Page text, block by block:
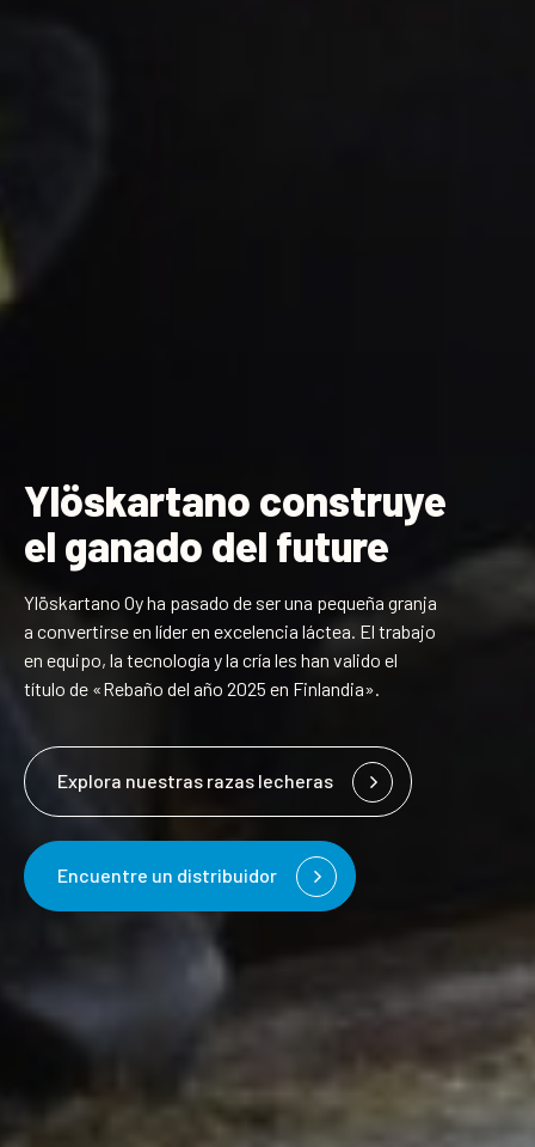
Ylöskartano construye
el ganado del future
Ylöskartano Oy ha pasado de ser una pequeña granja
a convertirse en líder en excelencia láctea. El trabajo
en equipo, la tecnología y la cría les han valido el
título de «Rebaño del año 2025 en Finlandia».
Explora nuestras razas lecheras
Encuentre un distribuidor